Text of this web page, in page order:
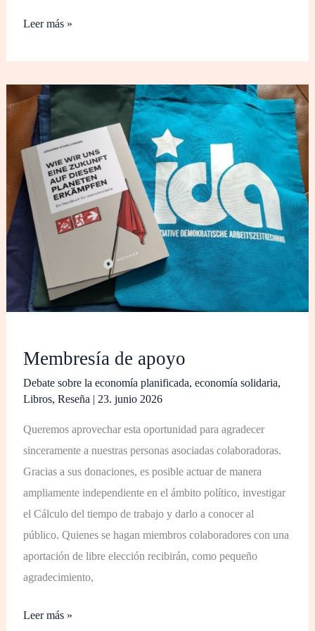
Leer más »
Membresía de apoyo
Debate sobre la economía planificada,economía solidaria,
Libros,Reseña |23. junio 2026
Queremos aprovechar esta oportunidad para agradecer
sinceramente a nuestras personas asociadas colaboradoras.
Gracias a sus donaciones, es posible actuar de manera
ampliamente independiente en el ámbito político, investigar
el Cálculo del tiempo de trabajo y darlo a conocer al
público. Quienes se hagan miembros colaboradores con una
aportación de libre elección recibirán, como pequeño
agradecimiento,
Membresía
de
apoyo
Leer más »